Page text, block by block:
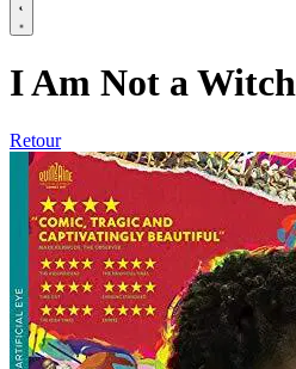
I Am Not a Witch
Retour